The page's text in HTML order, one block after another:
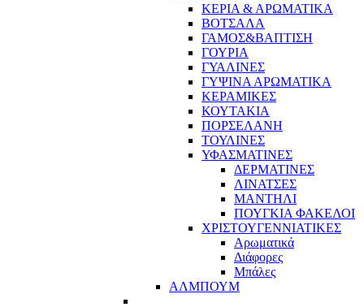
ΚΕΡΙΑ & ΑΡΩΜΑΤΙΚΑ
ΒΟΤΣΑΛΑ
ΓΑΜΟΣ&ΒΑΠΤΙΣΗ
ΓΟΥΡΙΑ
ΓΥΑΛΙΝΕΣ
ΓΥΨΙΝΑ ΑΡΩΜΑΤΙΚΑ
ΚΕΡΑΜΙΚΕΣ
ΚΟΥΤΑΚΙΑ
ΠΟΡΣΕΛΑΝΗ
ΤΟΥΛΙΝΕΣ
ΥΦΑΣΜΑΤΙΝΕΣ
ΔΕΡΜΑΤΙΝΕΣ
ΛΙΝΑΤΣΕΣ
ΜΑΝΤΗΛΙ
ΠΟΥΓΚΙΑ ΦΑΚΕΛΟΙ
ΧΡΙΣΤΟΥΓΕΝΝΙΑΤΙΚΕΣ
Αρωματικά
Διάφορες
Μπάλες
ΑΛΜΠΟΥΜ